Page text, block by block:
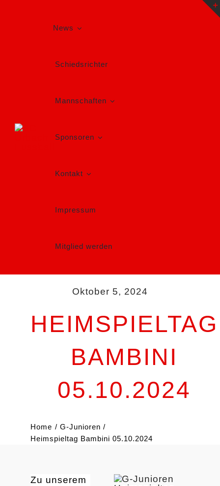
News
Schiedsrichter
Mannschaften
Sponsoren
Kontakt
Impressum
Mitglied werden
Oktober 5, 2024
HEIMSPIELTAG
BAMBINI
05.10.2024
Home
G-Junioren
Heimspieltag Bambini 05.10.2024
Zu unserem